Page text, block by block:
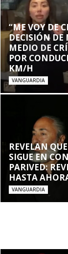
“ME VOY DE
DECISIÓN DE
MEDIO DE
POR
KM/H
VANGUARDIA
REVELAN
SIGUE EN
PARIVED:
HASTA
VANGUARDIA